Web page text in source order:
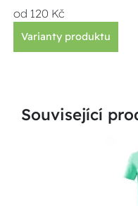
od 120 Kč
Varianty produktu
Související